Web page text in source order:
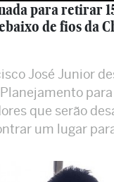
para retirar
de fios da
José Junior
que serão
um lugar